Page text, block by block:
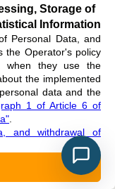
по НДС по методу
с целью
его
одна из самых
НДС, а ФНС
служб мира,
Storage of
Information
Personal Data, and
the Operator's policy
when they use the
the implemented
data and the
1 of Article 6 of
and withdrawal of